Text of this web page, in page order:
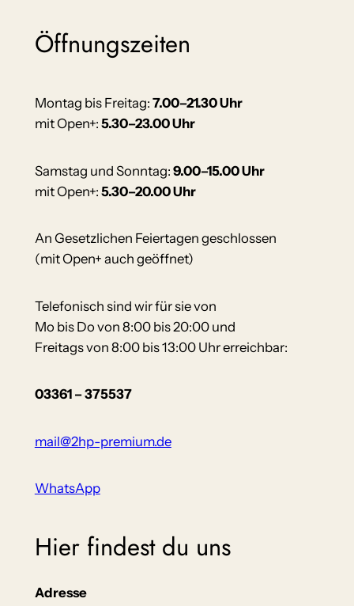
Öffnungszeiten
Montag bis Freitag: 7.00–21.30 Uhr
mit Open+: 5.30–23.00 Uhr
Samstag und Sonntag: 9.00–15.00 Uhr
mit Open+: 5.30–20.00 Uhr
An Gesetzlichen Feiertagen geschlossen
(mit Open+ auch geöffnet)
Telefonisch sind wir für sie von
Mo bis Do von 8:00 bis 20:00 und
Freitags von 8:00 bis 13:00 Uhr erreichbar:
03361 – 375537
mail@2hp-premium.de
WhatsApp
Hier findest du uns
Adresse